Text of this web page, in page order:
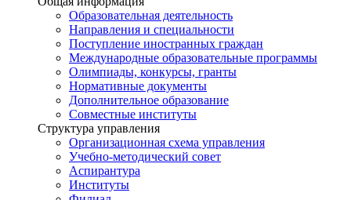
Образовательная деятельность
Направления и специальности
Поступление иностранных граждан
Международные образовательные программы
Олимпиады, конкурсы, гранты
Нормативные документы
Дополнительное образование
Совместные институты
Структура управления
Организационная схема управления
Учебно-методический совет
Аспирантура
Институты